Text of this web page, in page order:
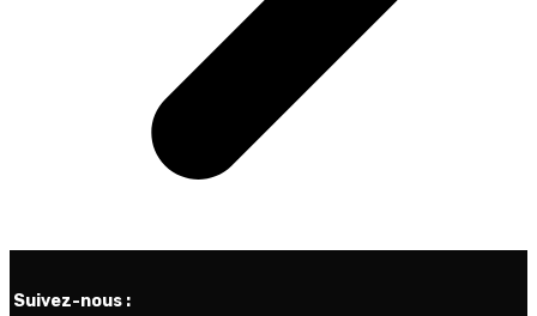
Suivez-nous :